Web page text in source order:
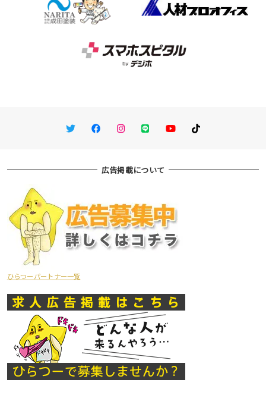
TwitterFacebookInstagram
LINE You TubeTikTok
広告掲載について
ひらつーパートナー一覧